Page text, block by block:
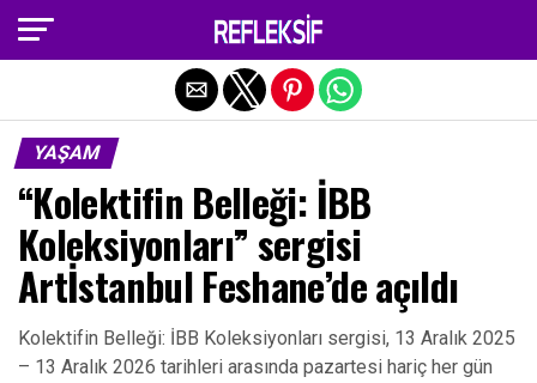
YAŞAM
“Kolektifin Belleği: İBB
Koleksiyonları” sergisi
Artİstanbul Feshane’de açıldı
Kolektifin Belleği: İBB Koleksiyonları sergisi, 13 Aralık 2025
– 13 Aralık 2026 tarihleri arasında pazartesi hariç her gün
Exit mobile version